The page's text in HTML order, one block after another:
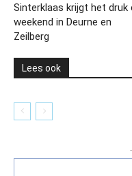
Sinterklaas krijgt het druk
weekend in Deurne en
Zeilberg
Lees ook